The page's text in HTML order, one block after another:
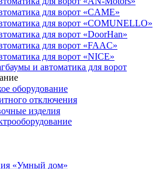
для ворот «CAME»
для ворот «COMUNELLO»
для ворот «DoorHan»
для ворот «FAAC»
для ворот «NICE»
и автоматика для ворот
оборудование
отключения
изделия
«Умный дом»